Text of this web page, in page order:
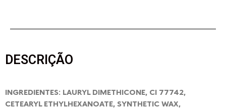
DESCRIÇÃO
INGREDIENTES: LAURYL DIMETHICONE, CI 77742,
CETEARYL ETHYLHEXANOATE, SYNTHETIC WAX,